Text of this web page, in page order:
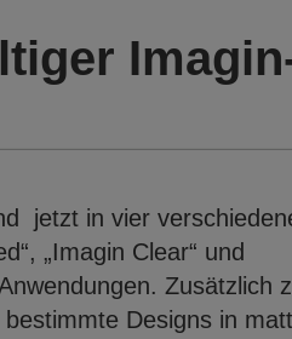
jetzt in vier
„Imagin Clear“ und
Zusätzlich
Designs in